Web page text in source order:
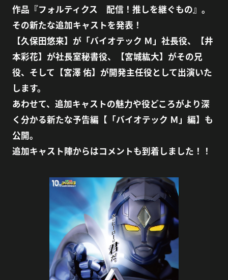
作品『フォルティクス 配信！推しを継ぐもの』。
その新たな追加キャストを発表！
【久保田悠来】が「バイオテック Ｍ」社長役、【井
本彩花】が社長室秘書役、【宮城紘大】がその兄
役、そして【宮澤 佑】が開発主任役として出演いた
します。
あわせて、追加キャストの魅力や役どころがより深
く分かる新たな予告編【「バイオテック Ｍ」編】も
公開。
追加キャスト陣からはコメントも到着しました！！